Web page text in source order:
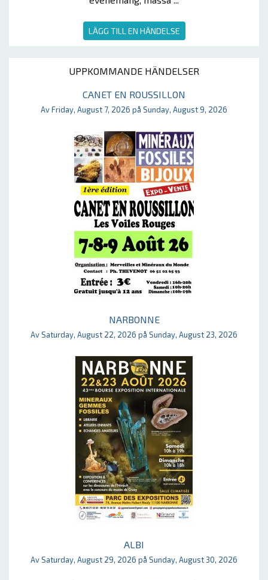
LÄGG TILL EN HÄNDELSE
UPPKOMMANDE HÄNDELSER
CANET EN ROUSSILLON
Av Friday, August 7, 2026 på Sunday, August 9, 2026
NARBONNE
Av Saturday, August 22, 2026 på Sunday, August 23, 2026
ALBI
Av Saturday, August 29, 2026 på Sunday, August 30, 2026